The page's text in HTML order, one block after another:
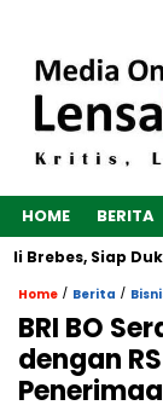
HOME BERITA
Siap
Home / Berita /
BRI BO
dengan